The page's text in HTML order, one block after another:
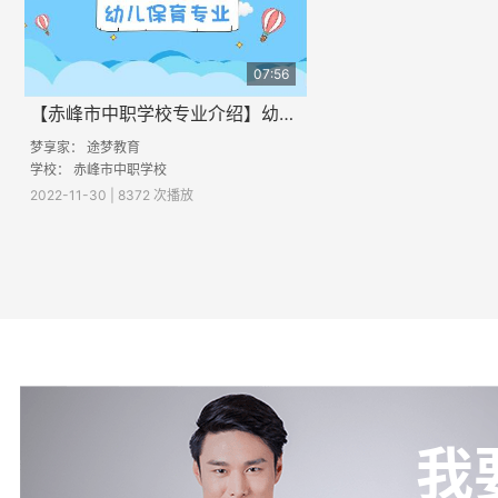
07:56
【赤峰市中职学校专业介绍】幼儿保育专业
梦享家： 途梦教育
学校： 赤峰市中职学校
2022-11-30 | 8372 次播放
我